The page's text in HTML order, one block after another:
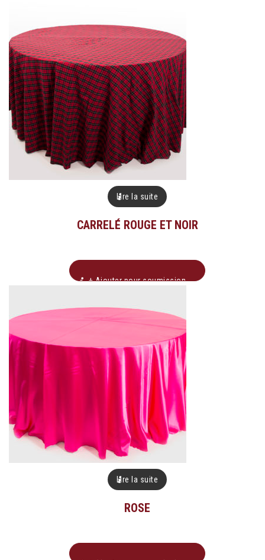
Lire la suite
CARRELÉ ROUGE ET NOIR
+ Ajouter pour soumission
Lire la suite
ROSE